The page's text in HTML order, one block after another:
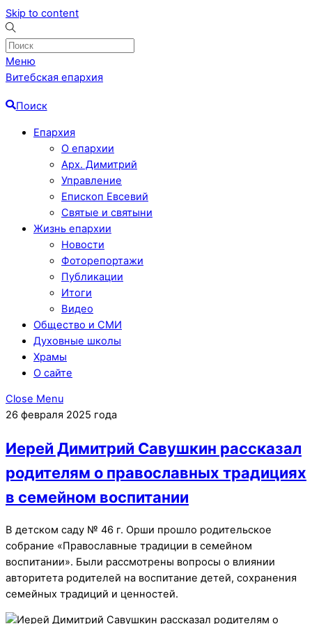
Skip to content
Меню
Витебская епархия
Поиск
Епархия
О епархии
Арх. Димитрий
Управление
Епископ Евсевий
Святые и святыни
Жизнь епархии
Новости
Фоторепортажи
Публикации
Итоги
Видео
Общество и СМИ
Духовные школы
Храмы
О сайте
Close Menu
26 февраля 2025 года
Иерей Димитрий Савушкин рассказал
родителям о православных традициях
в семейном воспитании
В детском саду № 46 г. Орши прошло родительское
собрание «Православные традиции в семейном
воспитании». Были рассмотрены вопросы о влиянии
авторитета родителей на воспитание детей, сохранения
семейных традиций и ценностей.